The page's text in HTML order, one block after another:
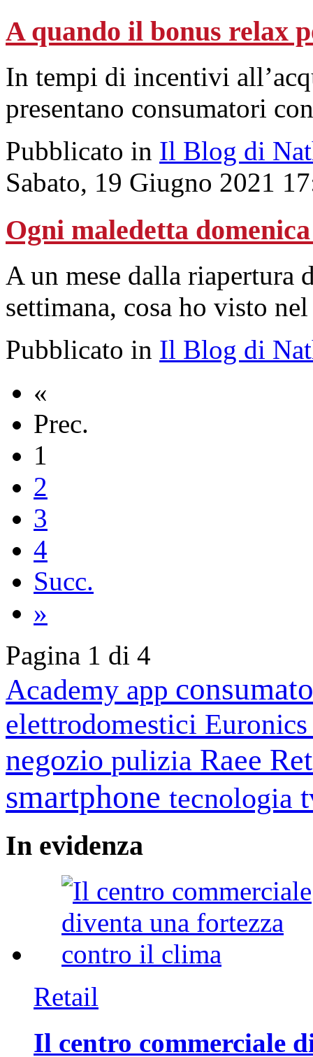
A quando il bonus relax
In tempi di incentivi
presentano consumatori
Pubblicato in Il Blog di
Sabato, 19 Giugno 2021
Ogni maledetta
A un mese dalla riapertura
settimana, cosa ho visto
Pubblicato in Il Blog di
«
Prec.
1
2
3
4
Succ.
»
Pagina 1 di 4
Academy app
elettrodomestici
negozio pulizia Raee
smartphone tecnologia
In evidenza
Retail
Il centro commerciale